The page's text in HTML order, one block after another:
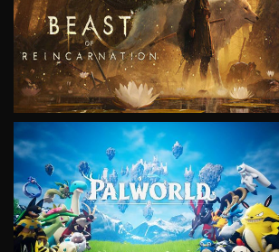
VIEW
VIEW